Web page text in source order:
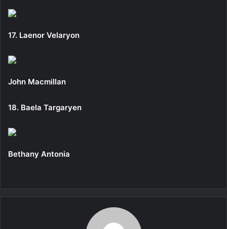
17. Laenor Velaryon
John Macmillan
18. Baela Targaryen
Bethany Antonia